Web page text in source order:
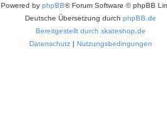
Powered by phpBB® Forum Software © phpBB
Deutsche Übersetzung durch phpBB.de
Bereitgestellt durch skateshop.de
Datenschutz | Nutzungsbedingungen